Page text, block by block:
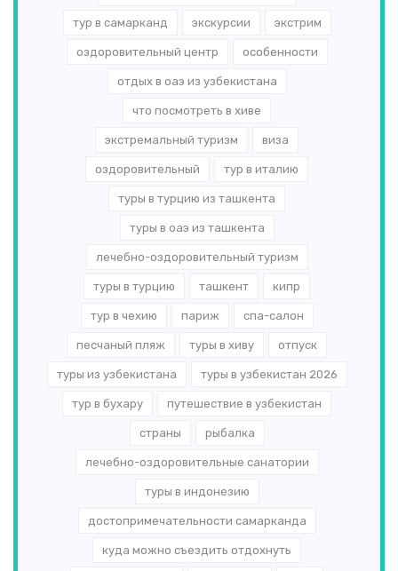
тур в самарканд экскурсии экстрим
оздоровительный центр особенности
отдых в оаэ из узбекистана
что посмотреть в хиве
экстремальный туризм виза
оздоровительный тур в италию
туры в турцию из ташкента
туры в оаэ из ташкента
лечебно-оздоровительный туризм
туры в турцию ташкент кипр
тур в чехию париж спа-салон
песчаный пляж туры в хиву отпуск
туры из узбекистана туры в узбекистан 2026
тур в бухару путешествие в узбекистан
страны рыбалка
лечебно-оздоровительные санатории
туры в индонезию
достопримечательности самарканда
куда можно съездить отдохнуть